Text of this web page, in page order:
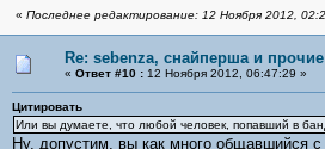
« Последнее редактирование: 12 Ноября 2012,
Re: sebenza, снайперша и
« Ответ #10 :12 Ноября 2012, 06:47:29 »
Цитировать
Или вы думаете, что любой человек, попавший в
Ну, допустим, вы как много общавшийся